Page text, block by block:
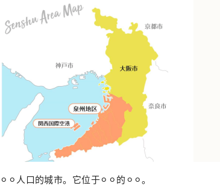
人口的城市。它位于⚪︎⚪︎的⚪︎⚪︎。